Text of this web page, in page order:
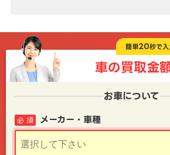
簡単20秒で
車の買取金
お車について
メーカー・車種
必 須